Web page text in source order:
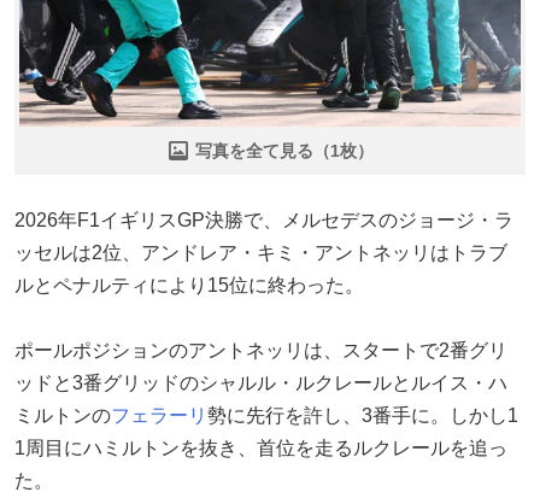
写真を全て見る（1枚）
2026年F1イギリスGP決勝で、メルセデスのジョージ・ラ
ッセルは2位、アンドレア・キミ・アントネッリはトラブ
ルとペナルティにより15位に終わった。
ポールポジションのアントネッリは、スタートで2番グリ
ッドと3番グリッドのシャルル・ルクレールとルイス・ハ
ミルトンのフェラーリ 勢に先行を許し、3番手に。しかし1
1周目にハミルトンを抜き、首位を走るルクレールを追っ
た。